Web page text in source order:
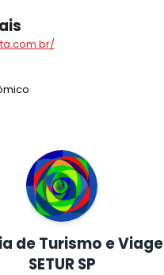
de Turismo e
SETUR SP